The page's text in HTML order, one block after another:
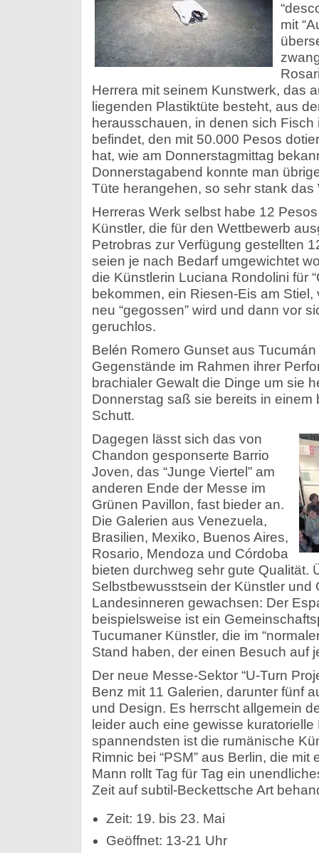
mit
Herrera mit seinem Kunstwerk, das
liegenden Plastiktüte besteht, aus
herausschauen, in denen sich
befindet, den mit 50.000 Pesos
hat, wie am Donnerstagmittag
Donnerstagabend konnte man
Tüte herangehen, so sehr stank das
Herreras Werk selbst habe 12
Künstler, die für den Wettbewerb
Petrobras zur Verfügung gestellten
seien je nach Bedarf umgewichtet
die Künstlerin Luciana Rondolini für
bekommen, ein Riesen-Eis am
neu “gegossen” wird und dann vor
geruchlos.
Belén Romero Gunset aus
Gegenstände im Rahmen ihrer
brachialer Gewalt die Dinge um sie
Donnerstag saß sie bereits in einem
Schutt.
Dagegen lässt sich das von
Chandon gesponserte Barrio
Joven, das “Junge Viertel” am
anderen Ende der Messe im
Grünen Pavillon, fast bieder an.
Die Galerien aus Venezuela,
Brasilien, Mexiko, Buenos Aires,
Rosario, Mendoza und Córdoba
bieten durchweg sehr gute Qualität.
Selbstbewusstsein der Künstler und
Landesinneren gewachsen: Der
beispielsweise ist ein
Tucumaner Künstler, die im
Stand haben, der einen Besuch auf
Der neue Messe-Sektor “U-Turn
Benz mit 11 Galerien, darunter fünf
und Design. Es herrscht allgemein
leider auch eine gewisse kuratorielle
spannendsten ist die rumänische
Rimnic bei “PSM” aus Berlin, die mit
Mann rollt Tag für Tag ein
Zeit auf subtil-Beckettsche Art
Zeit: 19. bis 23. Mai
Geöffnet: 13-21 Uhr